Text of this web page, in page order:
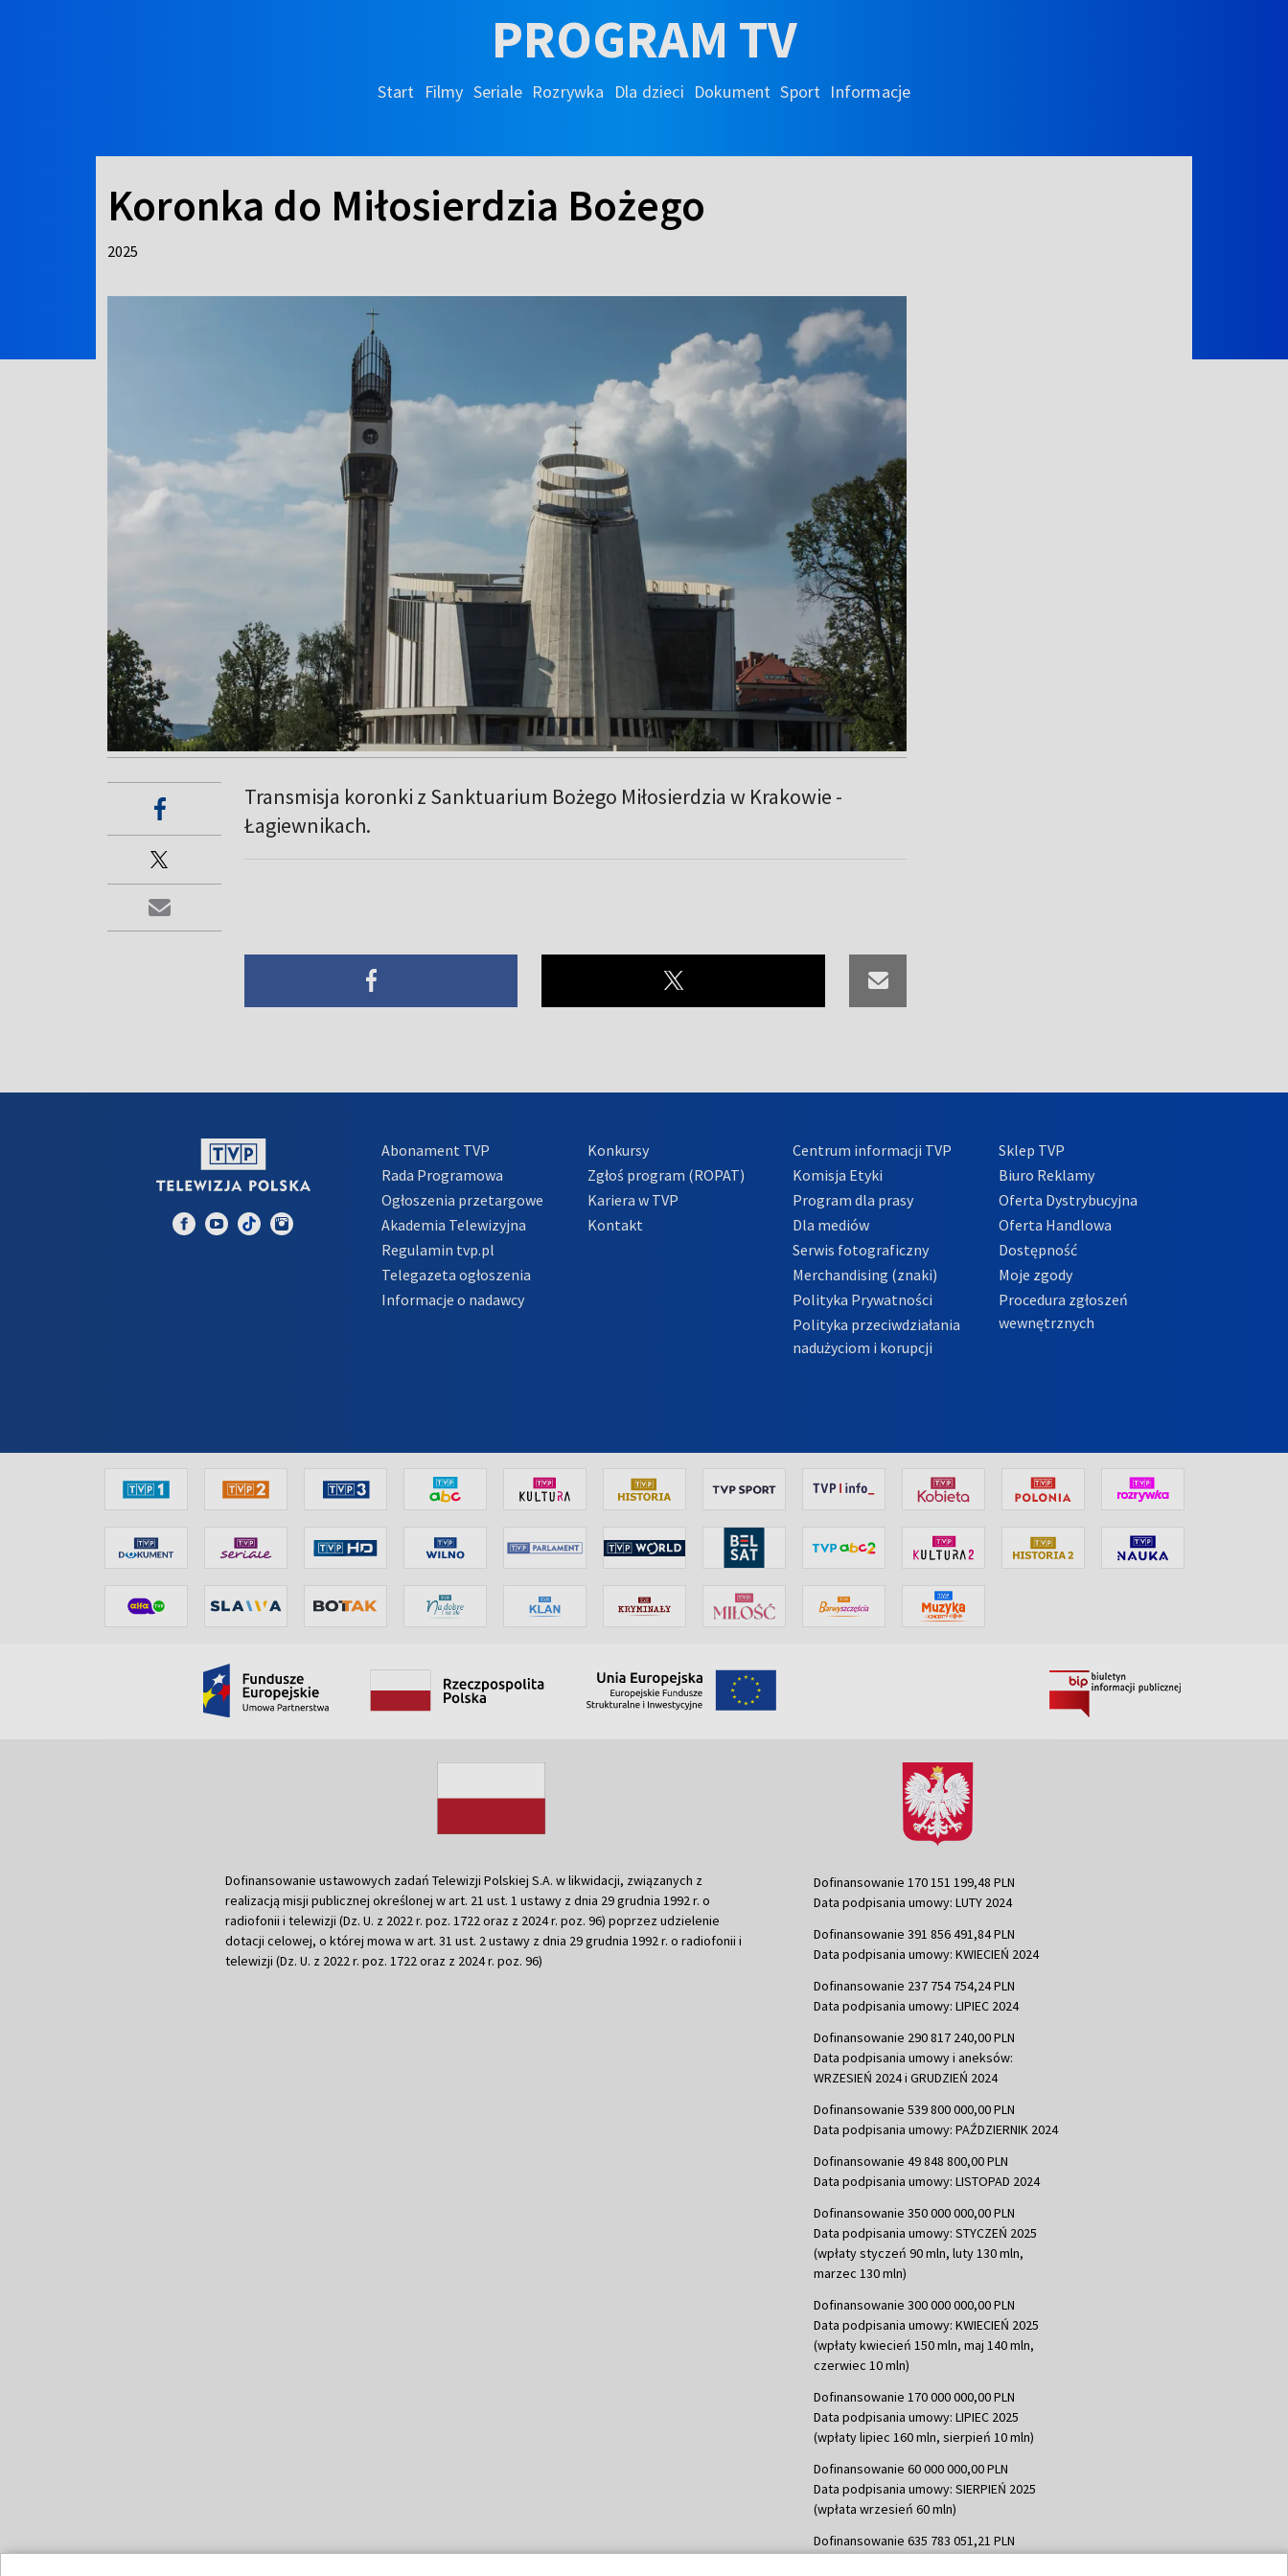
PROGRAM TV
Start Filmy Seriale Rozrywka Dla dzieci Dokument Sport Informacje
Koronka do Miłosierdzia Bożego
2025
Transmisja koronki z Sanktuarium Bożego Miłosierdzia w Krakowie -
Łagiewnikach.
Abonament TVP
Rada Programowa
Ogłoszenia przetargowe
Akademia Telewizyjna
Regulamin tvp.pl
Telegazeta ogłoszenia
Informacje o nadawcy
Konkursy
Zgłoś program (ROPAT)
Kariera w TVP
Kontakt
Centrum informacji TVP
Komisja Etyki
Program dla prasy
Dla mediów
Serwis fotograficzny
Merchandising (znaki)
Polityka Prywatności
Polityka przeciwdziałania
nadużyciom i korupcji
Sklep TVP
Biuro Reklamy
Oferta Dystrybucyjna
Oferta Handlowa
Dostępność
Moje zgody
Procedura zgłoszeń
wewnętrznych
Dofinansowanie ustawowych zadań Telewizji Polskiej S.A. w likwidacji, związanych z
realizacją misji publicznej określonej w art. 21 ust. 1 ustawy z dnia 29 grudnia 1992 r. o
radiofonii i telewizji (Dz. U. z 2022 r. poz. 1722 oraz z 2024 r. poz. 96) poprzez udzielenie
dotacji celowej, o której mowa w art. 31 ust. 2 ustawy z dnia 29 grudnia 1992 r. o radiofonii i
telewizji (Dz. U. z 2022 r. poz. 1722 oraz z 2024 r. poz. 96)
Dofinansowanie 170 151 199,48 PLN
Data podpisania umowy: LUTY 2024
Dofinansowanie 391 856 491,84 PLN
Data podpisania umowy: KWIECIEŃ 2024
Dofinansowanie 237 754 754,24 PLN
Data podpisania umowy: LIPIEC 2024
Dofinansowanie 290 817 240,00 PLN
Data podpisania umowy i aneksów:
WRZESIEŃ 2024 i GRUDZIEŃ 2024
Dofinansowanie 539 800 000,00 PLN
Data podpisania umowy: PAŹDZIERNIK 2024
Dofinansowanie 49 848 800,00 PLN
Data podpisania umowy: LISTOPAD 2024
Dofinansowanie 350 000 000,00 PLN
Data podpisania umowy: STYCZEŃ 2025
(wpłaty styczeń 90 mln, luty 130 mln,
marzec 130 mln)
Dofinansowanie 300 000 000,00 PLN
Data podpisania umowy: KWIECIEŃ 2025
(wpłaty kwiecień 150 mln, maj 140 mln,
czerwiec 10 mln)
Dofinansowanie 170 000 000,00 PLN
Data podpisania umowy: LIPIEC 2025
(wpłaty lipiec 160 mln, sierpień 10 mln)
Dofinansowanie 60 000 000,00 PLN
Data podpisania umowy: SIERPIEŃ 2025
(wpłata wrzesień 60 mln)
Dofinansowanie 635 783 051,21 PLN